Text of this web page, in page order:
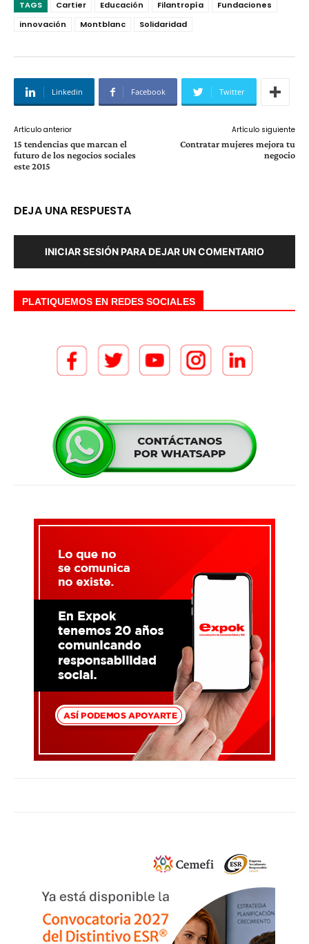
TAGS Cartier Educación Filantropía
Fundaciones
innovación
Montblanc Solidaridad
Linkedin Facebook Twitter
Artículo anterior
15 tendencias que marcan el
futuro de los negocios sociales
este 2015
Artículo siguiente
Contratar mujeres mejora tu
negocio
DEJA UNA RESPUESTA
INICIAR SESIÓN PARA DEJAR UN COMENTARIO
PLATIQUEMOS EN REDES SOCIALES